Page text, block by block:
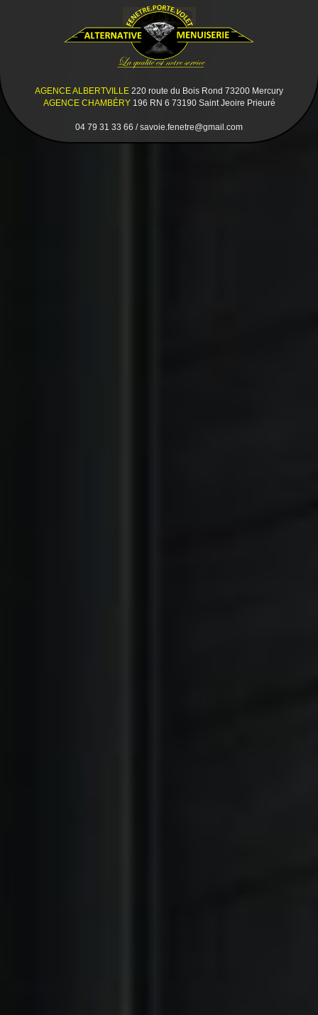
AGENCE ALBERTVILLE 220 route du Bois Rond 73200 Mercury
AGENCE CHAMBÉRY196 RN 6 73190 Saint Jeoire Prieuré
04 79 31 33 66 / savoie.fenetre@gmail.com